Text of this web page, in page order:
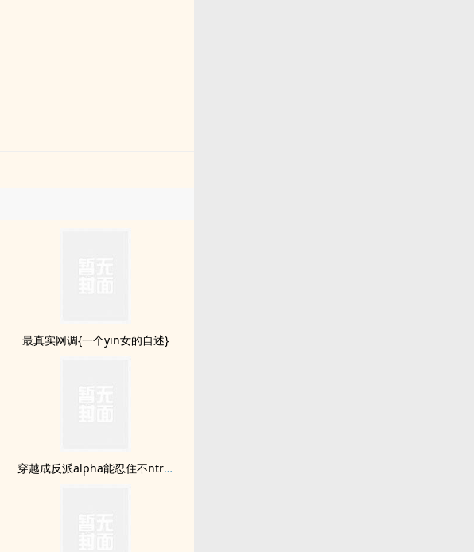
最真实网调{一个yin女的自述}
穿越成反派alpha能忍住不ntr女主的都是神人（abo/futa）